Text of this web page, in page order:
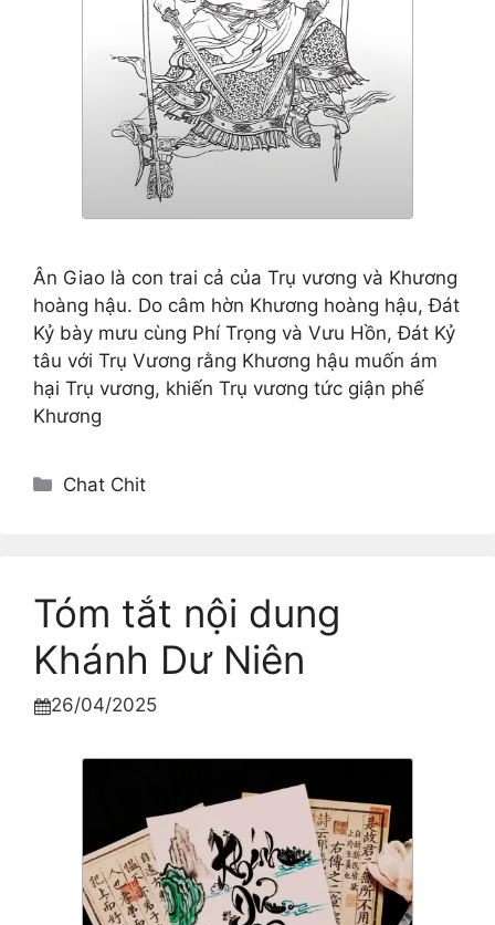
Ân Giao là con trai cả của Trụ vương và Khương
hoàng hậu. Do câm hờn Khương hoàng hậu, Đát
Kỷ bày mưu cùng Phí Trọng và Vưu Hồn, Đát Kỷ
tâu với Trụ Vương rằng Khương hậu muốn ám
hại Trụ vương, khiến Trụ vương tức giận phế
Khương
Categories
Chat Chit
Tóm tắt nội dung
Khánh Dư Niên
26/04/2025